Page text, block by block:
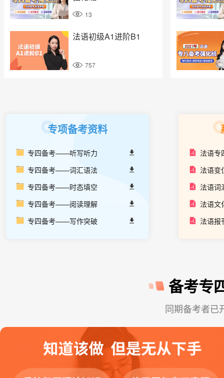
13
法语初级A1进阶B1
757
专项备考资料
专四备考——听写听力
专四备考——词汇语法
专四备考——时态填空
专四备考——阅读理解
专四备考——写作突破
法语专
法语变
法语词
法语文
法语报
备考专
同期备考者